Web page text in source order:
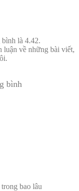
là 4.42.
luận về những bài viết,
bình
bao lâu